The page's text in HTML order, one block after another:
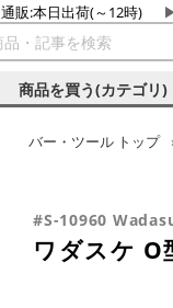
通販:本日出荷(～12時)
商品を買う(カテゴリ)
バー・ツール トップ
#S-10960
ワダスケ